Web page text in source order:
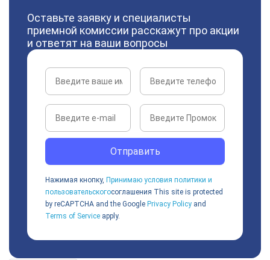
Оставьте заявку и специалисты
приемной комиссии расскажут про акции
и ответят на ваши вопросы
Отправить
Нажимая кнопку, Принимаю условия политики и
пользовательскогосоглашения This site is protected
by reCAPTCHA and the Google Privacy Policy and
Terms of Service apply.